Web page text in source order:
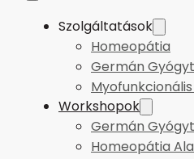
Szolgáltatások
Homeopátia
Germán
Workshopok
Germán
Homeopátia